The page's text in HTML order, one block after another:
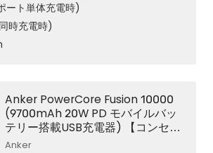
ート単体充電時)
時充電時)
Anker PowerCore Fusion 10000
(9700mAh 20W PD モバイルバッ
テリー搭載USB充電器) 【コンセン
ト一体型 / 折りたたみ式プラグ / U
Anker